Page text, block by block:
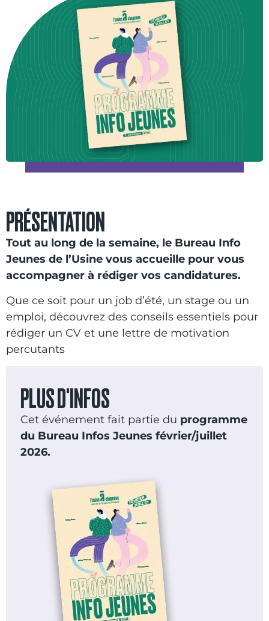
PRÉSENTATION
Tout au long de la semaine, le Bureau Info
Jeunes de l’Usine vous accueille pour vous
accompagner à rédiger vos candidatures.
Que ce soit pour un job d’été, un stage ou un
emploi, découvrez des conseils essentiels pour
rédiger un CV et une lettre de motivation
percutants
PLUS D'INFOS
Cet événement fait partie du programme
du Bureau Infos Jeunes février/juillet
2026.